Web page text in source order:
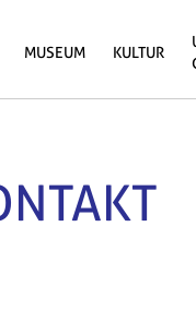
MUSEUM KULTUR